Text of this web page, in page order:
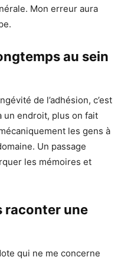
Mon erreur aura
au sein
de l’adhésion, c’est
un endroit, plus on fait
les gens à
Un passage
les mémoires et
raconter une
qui ne me concerne